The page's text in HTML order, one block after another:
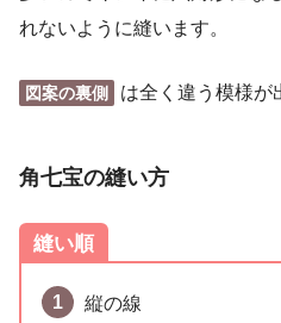
れないように縫います。
図案の裏側 は全く違う模様が
角七宝の縫い方
縫い順
縦の線